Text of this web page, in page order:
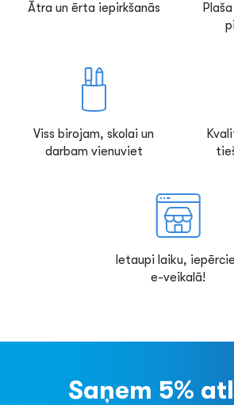
Ātra un ērta iepirkšanās
Viss birojam, skolai un
darbam vienuviet
Ietaupi laiku,
e-veikalā!
Saņem 5%